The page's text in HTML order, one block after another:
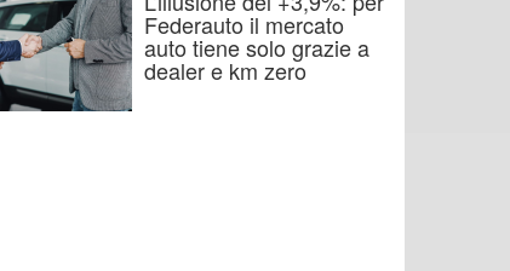
Federauto il mercato
auto tiene solo grazie a
dealer e km zero